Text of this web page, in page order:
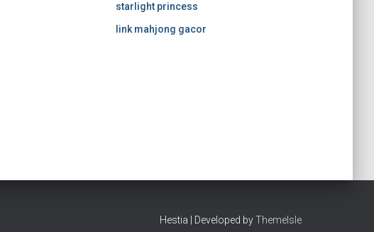
starlight princess
link mahjong gacor
Hestia | Developed byThemeIsle